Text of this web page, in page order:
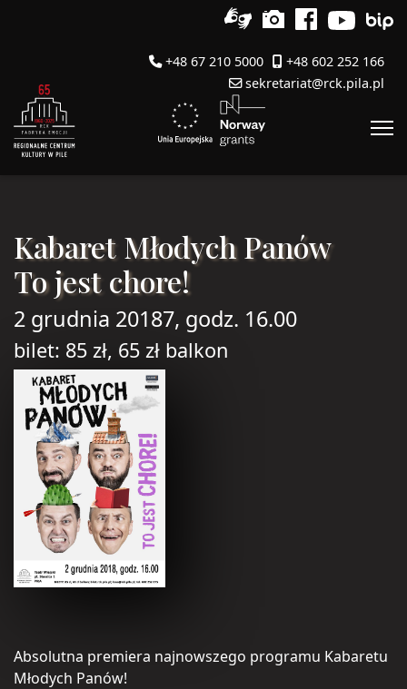
+48 67 210 5000
+48 602 252 166
sekretariat@rck.pila.pl
Kabaret Młodych Panów
To jest chore!
2 grudnia 20187, godz. 16.00
bilet: 85 zł, 65 zł balkon
Absolutna premiera najnowszego programu Kabaretu
Młodych Panów!